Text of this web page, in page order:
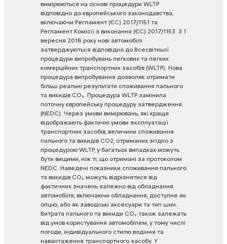
вимірюються на основі процедури WLTP
відповідно до європейського законодавства,
включаючи Регламент (ЄС) 2017/1151 та
Регламент Комісії з виконання (ЄС) 2017/1153. З 1
вересня 2018 року нові автомобілі
затверджуються відповідно до Всесвітньої
процедури випробувань легкових та легких
комерційних транспортних засобів (WLTP). Нова
процедура випробування дозволяє отримати
більш реальні результати споживання пального
та викидів CO₂. Процедура WLTP замінила
поточну європейську процедуру затвердження
(NEDC). Через умови вимірювань, які краще
відображають фактичні умови експлуатації
транспортних засобів, величини споживання
пального та викидів CO2, отриманих згідно з
процедурою WLTP, у багатьох випадках можуть
бути вищими, ніж ті, що отримані за протоколом
NEDC. Наведені показники споживання пального
та викидів CO₂ можуть відрізнятися від
фактичних значень залежно від обладнання
автомобіля, включаючи обладнання, доступне як
опцію, або як заводські аксесуари та тип шин.
Витрата пального та викиди CO₂ також залежать
від умов користування автомобілем, у тому числі
погоди, індивідуального стилю водіння та
навантаження транспортного засобу. У